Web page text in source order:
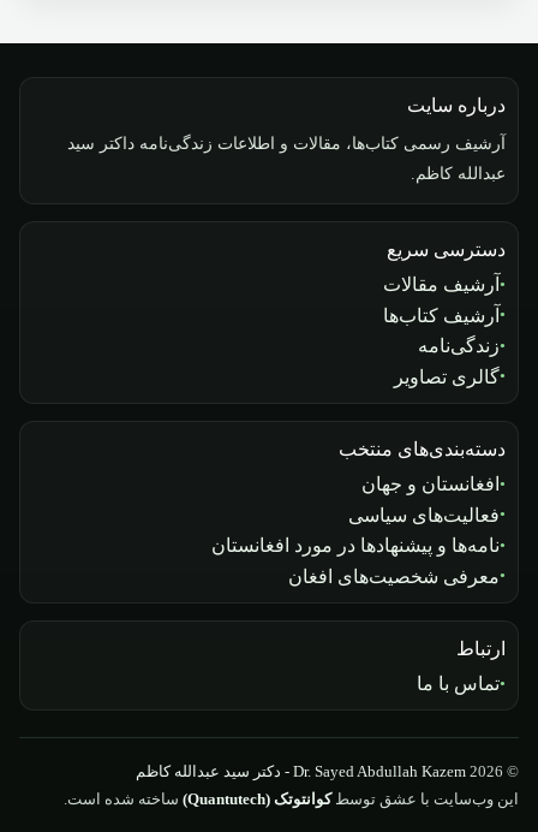
درباره سایت
آرشیف رسمی کتاب‌ها، مقالات و اطلاعات زندگی‌نامه داکتر سید
عبدالله کاظم.
دسترسی سریع
آرشیف مقالات
آرشیف کتاب‌ها
زندگی‌نامه
گالری تصاویر
دسته‌بندی‌های منتخب
افغانستان و جهان
فعالیت‌های سیاسی
نامه‌ها و پیشنهادها در مورد افغانستان
معرفی شخصیت‌های افغان
ارتباط
تماس با ما
© 2026
Dr. Sayed Abdullah Kazem - دکتر سید عبدالله کاظم
این وب‌سایت با عشق توسطکوانتوتک (Quantutech) ساخته شده است.